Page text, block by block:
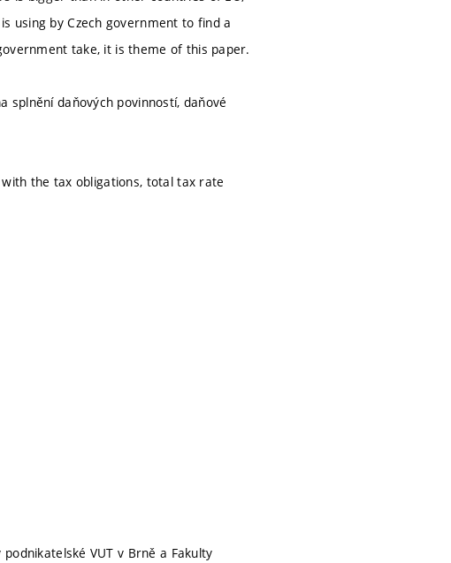
using by Czech government to find a
take, it is theme of this paper.
splnění daňových povinností, daňové
the tax obligations, total tax rate
VUT v Brně a Fakulty